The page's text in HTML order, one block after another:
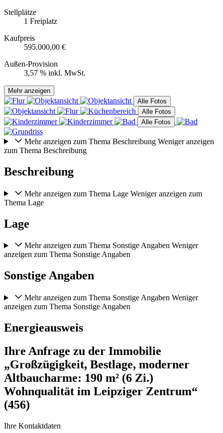
Stellplätze
1 Freiplatz
Kaufpreis
595.000,00 €
Außen-Provision
3,57 % inkl. MwSt.
Mehr anzeigen
Alle Fotos
Alle Fotos
Alle Fotos
Mehr anzeigen zum Thema Beschreibung Weniger anzeigen
zum Thema Beschreibung
Beschreibung
Mehr anzeigen zum Thema Lage Weniger anzeigen zum
Thema Lage
Lage
Mehr anzeigen zum Thema Sonstige Angaben Weniger
anzeigen zum Thema Sonstige Angaben
Sonstige Angaben
Mehr anzeigen zum Thema Sonstige Angaben Weniger
anzeigen zum Thema Sonstige Angaben
Energieausweis
Ihre Anfrage zu der Immobilie
„Großzügigkeit, Bestlage, moderner
Altbaucharme: 190 m² (6 Zi.)
Wohnqualität im Leipziger Zentrum“
(456)
Ihre Kontaktdaten